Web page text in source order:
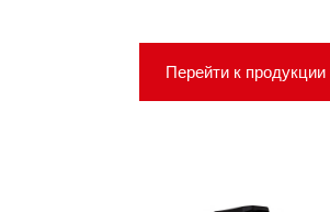
Перейти к продукции